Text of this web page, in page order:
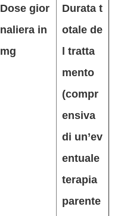
Dose gior
naliera in
mg
Durata t
otale de
l tratta
mento
(compr
ensiva
di un’ev
entuale
terapia
parente